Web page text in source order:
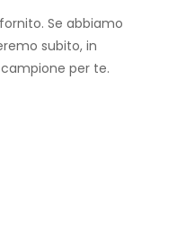
Se abbiamo
subito, in
per te.